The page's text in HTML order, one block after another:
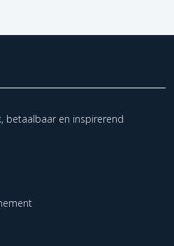
betaalbaar en inspirerend